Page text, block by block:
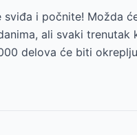
sviđa i počnite! Možda
ali svaki trenutak
delova će biti